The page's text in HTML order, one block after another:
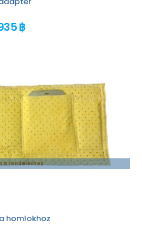
฿
a rendeléshez
homlokhoz